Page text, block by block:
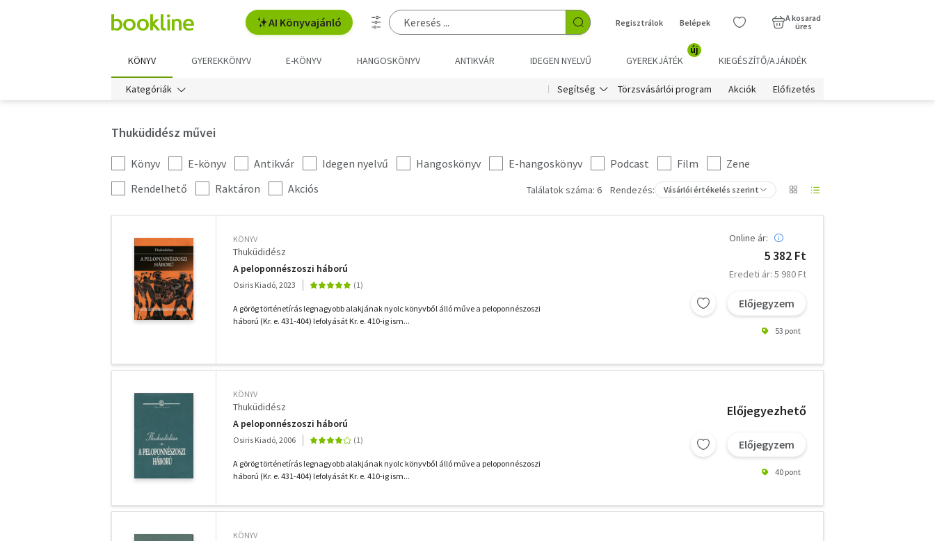
AI Könyvajánló Regisztrálok Belépek
A kosarad
üres
KÖNYV GYEREKKÖNYV E-KÖNYV HANGOSKÖNYV ANTIKVÁR IDEGEN NYELVŰ GYEREKJÁTÉK
új
KIEGÉSZÍTŐ/AJÁNDÉK
Kategóriák Segítség Törzsvásárlói program Akciók Előfizetés
Thuküdidész művei
Kategória
szűrés
Könyv E-könyv Antikvár Idegen nyelvű Hangoskönyv E-hangoskönyv Podcast Film
Zene
További
szűrők
Rendelhető Raktáron Akciós Találatok száma: 6 Rendezés: Vásárlói értékelés szerint
KÖNYV
Thuküdidész
A peloponnészoszi háború
Osiris Kiadó, 2023
A görög történetírás legnagyobb alakjának nyolc könyvből álló műve a peloponnészoszi
háború (Kr. e. 431-404) lefolyását Kr. e. 410-ig ism...
Online ár:
5 382 Ft
Eredeti ár: 5 980 Ft
Előjegyzem
53 pont
KÖNYV
Thuküdidész
A peloponnészoszi háború
Osiris Kiadó, 2006
A görög történetírás legnagyobb alakjának nyolc könyvből álló műve a peloponnészoszi
háború (Kr. e. 431-404) lefolyását Kr. e. 410-ig ism...
Előjegyezhető
Előjegyzem
40 pont
KÖNYV